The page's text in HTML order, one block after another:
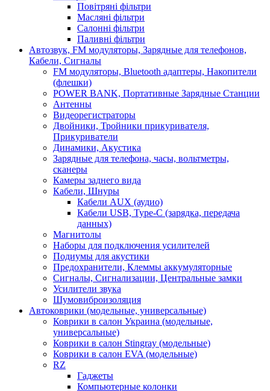
Повітряні фільтри
Масляні фільтри
Салонні фільтри
Паливні фільтри
Автозвук, FM модуляторы, Зарядные для телефонов,
Кабели, Сигналы
FM модуляторы, Bluetooth адаптеры, Накопители
(флешки)
POWER BANK, Портативные Зарядные Станции
Антенны
Видеорегистраторы
Двойники, Тройники прикуривателя,
Прикуриватели
Динамики, Акустика
Зарядные для телефона, часы, вольтметры,
сканеры
Камеры заднего вида
Кабели, Шнуры
Кабели AUX (аудио)
Кабели USB, Type-C (зарядка, передача
данных)
Магнитолы
Наборы для подключения усилителей
Подиумы для акустики
Предохранители, Клеммы аккумуляторные
Сигналы, Сигнализации, Центральные замки
Усилители звука
Шумовиброизоляция
Автоковрики (модельные, универсальные)
Коврики в салон Украина (модельные,
универсальные)
Коврики в салон Stingray (модельные)
Коврики в салон EVA (модельные)
RZ
Гаджеты
Компьютерные колонки